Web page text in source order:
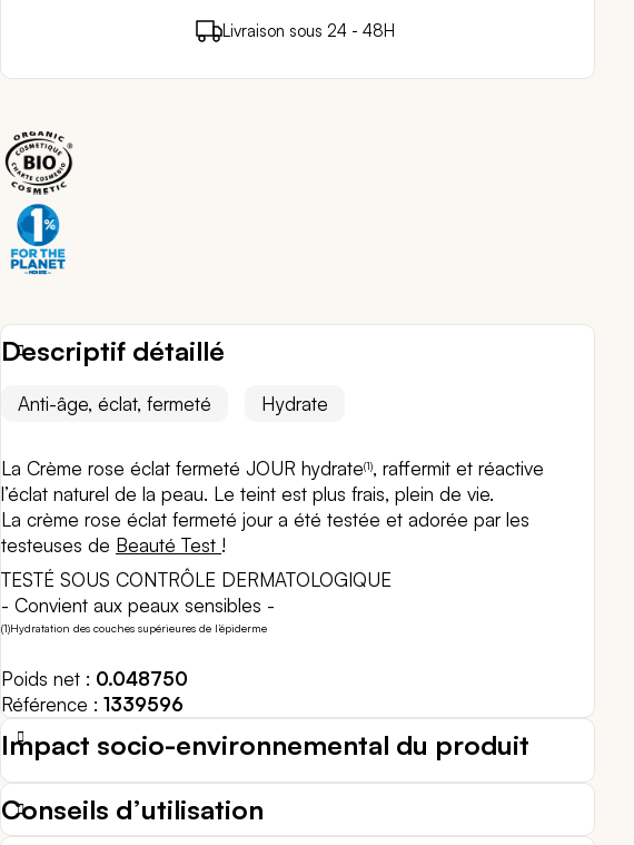
15 points de fidélité (0,30 €)en achetant ce produit
Livraison sous 24 - 48H
Paiement sécurisé
Descriptif détaillé
Anti-âge, éclat, fermeté Hydrate
La Crème rose éclat fermeté JOUR hydrate(1), raffermit et réactive
l’éclat naturel de la peau. Le teint est plus frais, plein de vie.
La crème rose éclat fermeté jour a été testée et adorée par les
testeuses de Beauté Test !
TESTÉ SOUS CONTRÔLE DERMATOLOGIQUE
- Convient aux peaux sensibles -
(1)Hydratation des couches supérieures de l’épiderme
Poids net
0.048750
Référence
1339596
Impact socio-environnemental du produit
Conseils d’utilisation